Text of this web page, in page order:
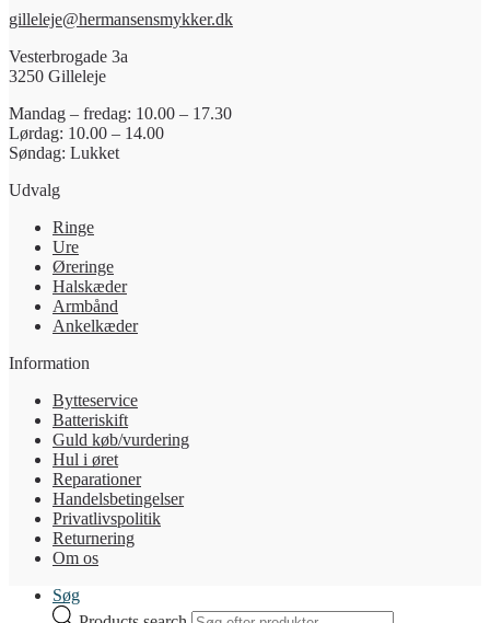
gilleleje@hermansensmykker.dk
Vesterbrogade 3a
3250 Gilleleje
Mandag – fredag: 10.00 – 17.30
Lørdag: 10.00 – 14.00
Søndag: Lukket
Udvalg
Ringe
Ure
Øreringe
Halskæder
Armbånd
Ankelkæder
Information
Bytteservice
Batteriskift
Guld køb/vurdering
Hul i øret
Reparationer
Handelsbetingelser
Privatlivspolitik
Returnering
Om os
Søg